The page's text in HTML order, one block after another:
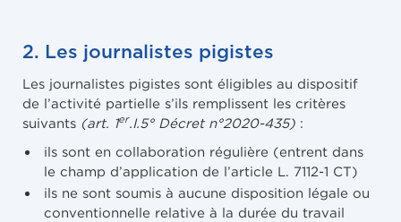
2. Les journalistes pigistes
Les journalistes pigistes sont éligibles au dispositif
de l’activité partielle s’ils remplissent les critères
suivants (art. 1er.I.5° Décret n°2020-435) :
ils sont en collaboration régulière (entrent dans
le champ d’application de l’article L. 7112-1 CT)
ils ne sont soumis à aucune disposition légale ou
conventionnelle relative à la durée du travail